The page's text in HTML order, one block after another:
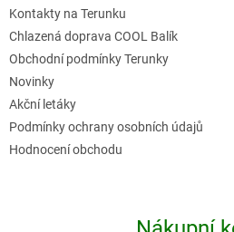
Kontakty na Terunku
Chlazená doprava COOL Balík
Obchodní podmínky Terunky
Novinky
Akční letáky
Podmínky ochrany osobních údajů
Hodnocení obchodu